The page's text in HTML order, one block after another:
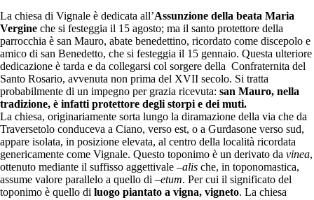
La chiesa di Vignale è dedicata all’Assunzione della beata Maria
Vergine che si festeggia il 15 agosto; ma il santo protettore della
parrocchia è san Mauro, abate benedettino, ricordato come discepolo e
amico di san Benedetto, che si festeggia il 15 gennaio. Questa ulteriore
dedicazione è tarda e da collegarsi col sorgere della Confraternita del
Santo Rosario, avvenuta non prima del XVII secolo. Si tratta
probabilmente di un impegno per grazia ricevuta: san Mauro, nella
tradizione, è infatti protettore degli storpi e dei muti.
La chiesa, originariamente sorta lungo la diramazione della via che da
Traversetolo conduceva a Ciano, verso est, o a Gurdasone verso sud,
appare isolata, in posizione elevata, al centro della località ricordata
genericamente come Vignale. Questo toponimo è un derivato da vinea,
ottenuto mediante il suffisso aggettivale –alis che, in toponomastica,
assume valore parallelo a quello di –etum. Per cui il significato del
toponimo è quello di luogo piantato a vigna, vigneto. La chiesa